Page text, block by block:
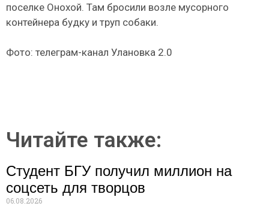
поселке Онохой. Там бросили возле мусорного
контейнера будку и труп собаки.
Фото: телеграм-канал Улановка 2.0
Читайте также:
Студент БГУ получил миллион на
соцсеть для творцов
06.08.2026